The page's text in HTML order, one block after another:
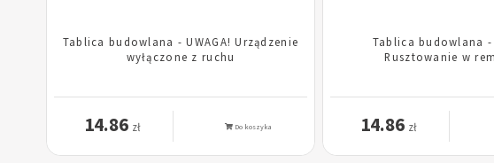
Tablica budowlana - UWAGA! Urządzenie
wyłączone z ruchu
14.86 zł Do koszyka
Tablica budowlana -
Rusztowanie w
14.86 zł